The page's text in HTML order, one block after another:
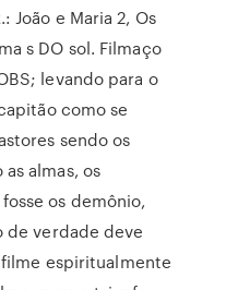
João e Maria 2, Os
s DO sol. Filmaço
levando para o
como se
sendo os
almas, os
os demônio,
de verdade deve
filme espiritualmente